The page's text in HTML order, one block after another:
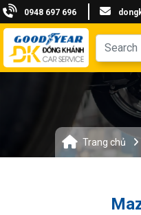
0948 697 696
Trang chủ